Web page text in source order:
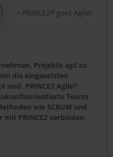
• PRINCE2 ® goes Agile!
Projekte agil zu
die eingesetzten
sind. PRINCE2 Agile®
Teams
wie SCRUM und
mit PRINCE2 verbinden